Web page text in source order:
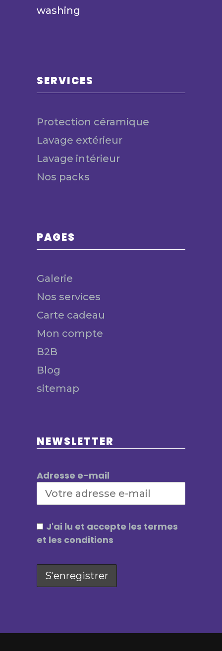
SERVICES
Protection céramique
Lavage extérieur
Lavage intérieur
Nos packs
PAGES
Galerie
Nos services
Carte cadeau
Mon compte
B2B
Blog
sitemap
NEWSLETTER
Adresse e-mail
J'ai lu et accepte les termes
et les conditions